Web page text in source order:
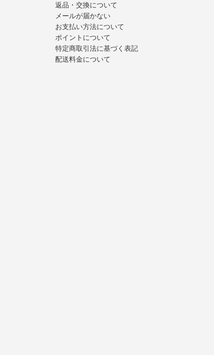
返品・交換について
メールが届かない
お支払い方法について
ポイントについて
特定商取引法に基づく表記
配送料金について